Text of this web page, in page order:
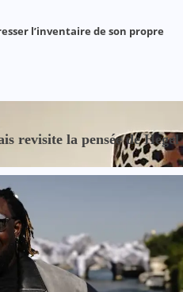
l’inventaire de son propre
revisite la pensée de Hegel